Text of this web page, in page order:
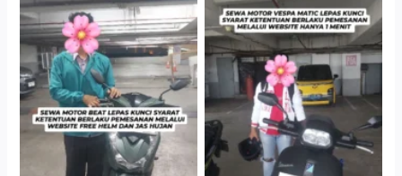
Cityplaza Jatinegara
Gedung Parkir P6A
Cityplaza Jatinegara
Gedung Parkir P6A